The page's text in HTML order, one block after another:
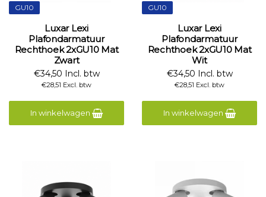
GU10
Luxar Lexi
Plafondarmatuur
Rechthoek 2xGU10 Mat
Zwart
€34,50 Incl. btw
€28,51 Excl. btw
In winkelwagen
GU10
Luxar Lexi
Plafondarmatuur
Rechthoek 2xGU10 Mat
Wit
€34,50 Incl. btw
€28,51 Excl. btw
In winkelwagen